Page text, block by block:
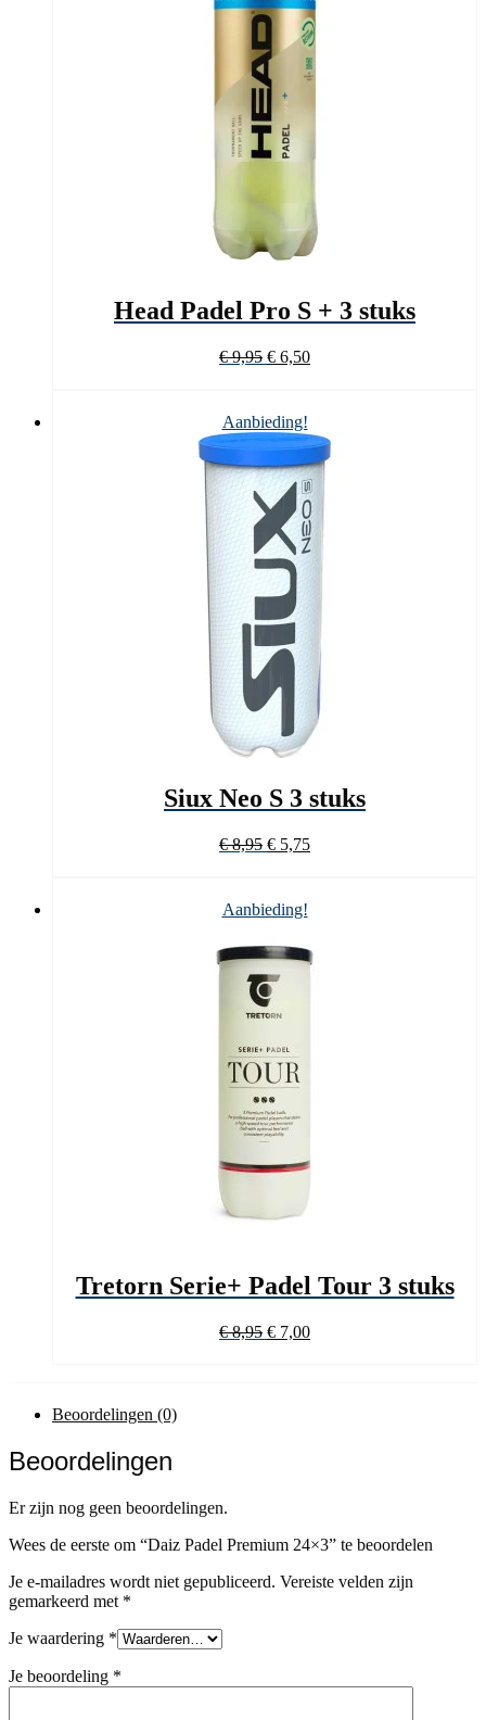
Head Padel Pro S + 3 stuks
€9,95 Oorspronkelijke
€ 9,95.
€ 6,50Huidige
Aanbieding!
Siux Neo S 3 stuks
€8,95 Oorspronkelijke
€ 8,95.
€ 5,75Huidige
Aanbieding!
Tretorn Serie+ Padel Tour 3 stuks
€8,95 Oorspronkelijke
€ 7,00Huidige
Beoordelingen (0)
Beoordelingen
Er zijn nog geen beoordelingen.
Wees de eerste om “Daiz Padel Premium 24×3” te beoordelen
Je e-mailadres wordt niet gepubliceerd. Vereiste velden zijn
gemarkeerd met *
Je waardering *
Je beoordeling *